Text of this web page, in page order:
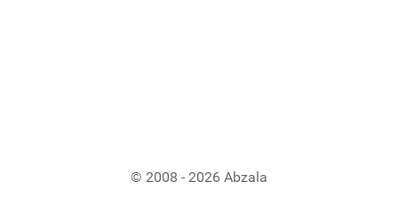
© 2008 - 2026 Abzala